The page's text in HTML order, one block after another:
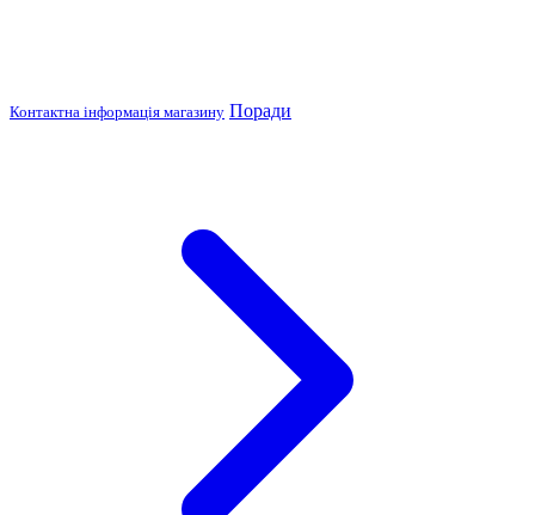
Контактна інформація магазину Поради